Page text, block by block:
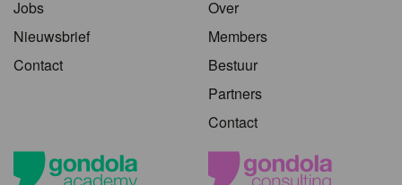
Jobs
Nieuwsbrief
Contact
Over
Members
Bestuur
Partners
Contact